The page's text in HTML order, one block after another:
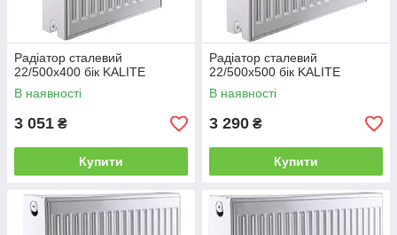
Радіатор сталевий
22/500x400 бік KALITE
В наявності
3 051 ₴
Купити
Радіатор сталевий
22/500x500 бік KALITE
В наявності
3 290 ₴
Купити